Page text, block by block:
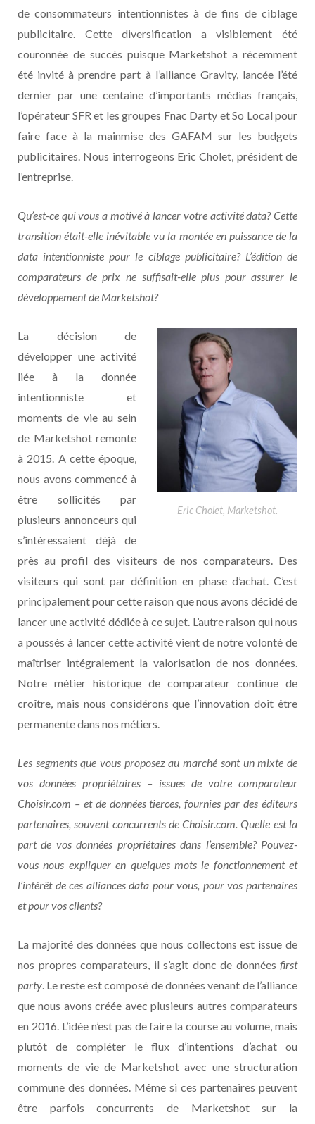
de consommateurs intentionnistes à de fins de ciblage
publicitaire. Cette diversification a visiblement été
couronnée de succès puisque Marketshot a récemment
été invité à prendre part à l’alliance Gravity, lancée l’été
dernier par une centaine d’importants médias français,
l’opérateur SFR et les groupes Fnac Darty et So Local pour
faire face à la mainmise des GAFAM sur les budgets
publicitaires. Nous interrogeons Eric Cholet, président de
l’entreprise.
Qu’est-ce qui vous a motivé à lancer votre activité data? Cette
transition était-elle inévitable vu la montée en puissance de la
data intentionniste pour le ciblage publicitaire? L’édition de
comparateurs de prix ne suffisait-elle plus pour assurer le
développement de Marketshot?
Eric Cholet, Marketshot.
La décision de
développer une activité
liée à la donnée
intentionniste et
moments de vie au sein
de Marketshot remonte
à 2015. A cette époque,
nous avons commencé à
être sollicités par
plusieurs annonceurs qui
s’intéressaient déjà de
près au profil des visiteurs de nos comparateurs. Des
visiteurs qui sont par définition en phase d’achat. C’est
principalement pour cette raison que nous avons décidé de
lancer une activité dédiée à ce sujet. L’autre raison qui nous
a poussés à lancer cette activité vient de notre volonté de
maîtriser intégralement la valorisation de nos données.
Notre métier historique de comparateur continue de
croître, mais nous considérons que l’innovation doit être
permanente dans nos métiers.
Les segments que vous proposez au marché sont un mixte de
vos données propriétaires – issues de votre comparateur
Choisir.com – et de données tierces, fournies par des éditeurs
partenaires, souvent concurrents de Choisir.com. Quelle est la
part de vos données propriétaires dans l’ensemble? Pouvez-
vous nous expliquer en quelques mots le fonctionnement et
l’intérêt de ces alliances data pour vous, pour vos partenaires
et pour vos clients?
La majorité des données que nous collectons est issue de
nos propres comparateurs, il s’agit donc de données first
party. Le reste est composé de données venant de l’alliance
que nous avons créée avec plusieurs autres comparateurs
en 2016. L’idée n’est pas de faire la course au volume, mais
plutôt de compléter le flux d’intentions d’achat ou
moments de vie de Marketshot avec une structuration
commune des données. Même si ces partenaires peuvent
être parfois concurrents de Marketshot sur la